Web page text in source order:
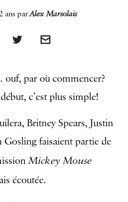
ansparAlex Marsolais
par où commencer?
c’est plus simple!
Britney Spears, Justin
Gosling faisaient partie de
Mickey Mouse
écoutée.